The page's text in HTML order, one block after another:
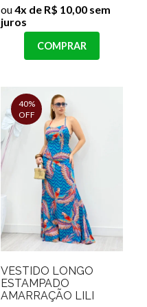
ou4x de R$ 10,00 sem
juros
COMPRAR
40%
OFF
VESTIDO LONGO
ESTAMPADO
AMARRAÇÃO LILI